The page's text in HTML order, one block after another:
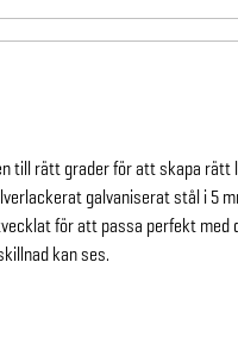
till rätt grader för att skapa rätt
galvaniserat stål i 5
för att passa perfekt med
kan ses.